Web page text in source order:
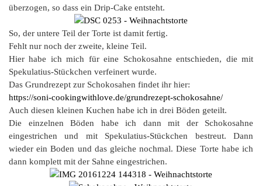
überzogen, so dass ein Drip-Cake entsteht.
So, der untere Teil der Torte ist damit fertig.
Fehlt nur noch der zweite, kleine Teil.
Hier habe ich mich für eine Schokosahne entschieden, die mit
Spekulatius-Stückchen verfeinert wurde.
Das Grundrezept zur Schokosahen findet ihr hier:
https://soni-cookingwithlove.de/grundrezept-schokosahne/
Auch diesen kleinen Kuchen habe ich in drei Böden geteilt.
Die einzelnen Böden habe ich dann mit der Schokosahne
eingestrichen und mit Spekulatius-Stückchen bestreut. Dann
wieder ein Boden und das gleiche nochmal. Diese Torte habe ich
dann komplett mit der Sahne eingestrichen.